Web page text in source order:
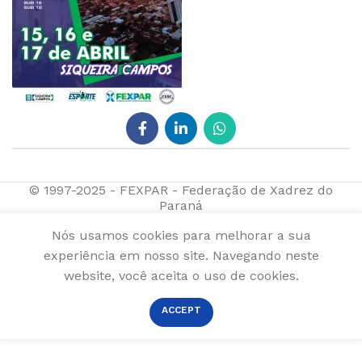
© 1997-2025 - FEXPAR - Federação de Xadrez do
Paraná
Nós usamos cookies para melhorar a sua
experiência em nosso site. Navegando neste
website, você aceita o uso de cookies.
ACCEPT